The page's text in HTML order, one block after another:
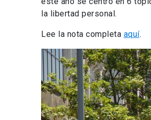
la libertad personal.
Lee la nota completa aquí.